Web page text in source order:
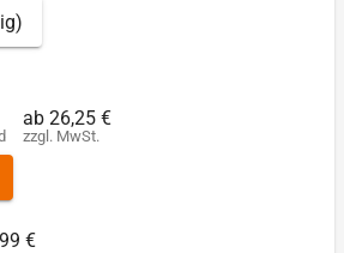
ab 26,25 €
zzgl. MwSt.
€